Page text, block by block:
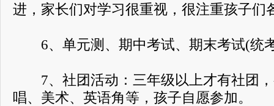
进，家长们对学习很重视，很注重孩子们
6、单元测、期中考试、期末考试(统
7、社团活动：三年级以上才有社团，
唱、美术、英语角等，孩子自愿参加。